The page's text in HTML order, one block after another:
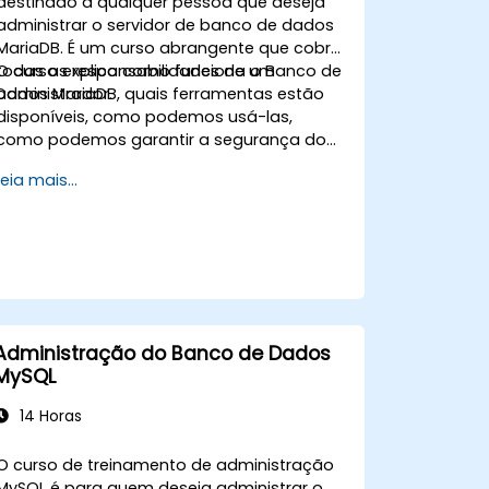
o servidor de banco de dados
É um curso abrangente que cobre
as responsabilidades de um
curso explica como funciona o Banco de
MariaDB, quais ferramentas estão
como podemos usá-las,
podemos garantir a segurança do
lo. Durante o treinamento, você
backup e recuperar seus bancos de
além de realizar a recuperação em
de falha.
mais...
do Banco de Dados
14 Horas
curso de treinamento de administração